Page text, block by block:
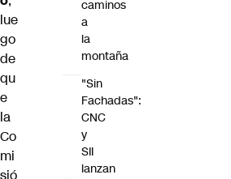
lue
go
de
qu
e
la
Co
mi
caminos
a
la
montaña
"Sin
Fachadas":
CNC
y
SII
lanzan